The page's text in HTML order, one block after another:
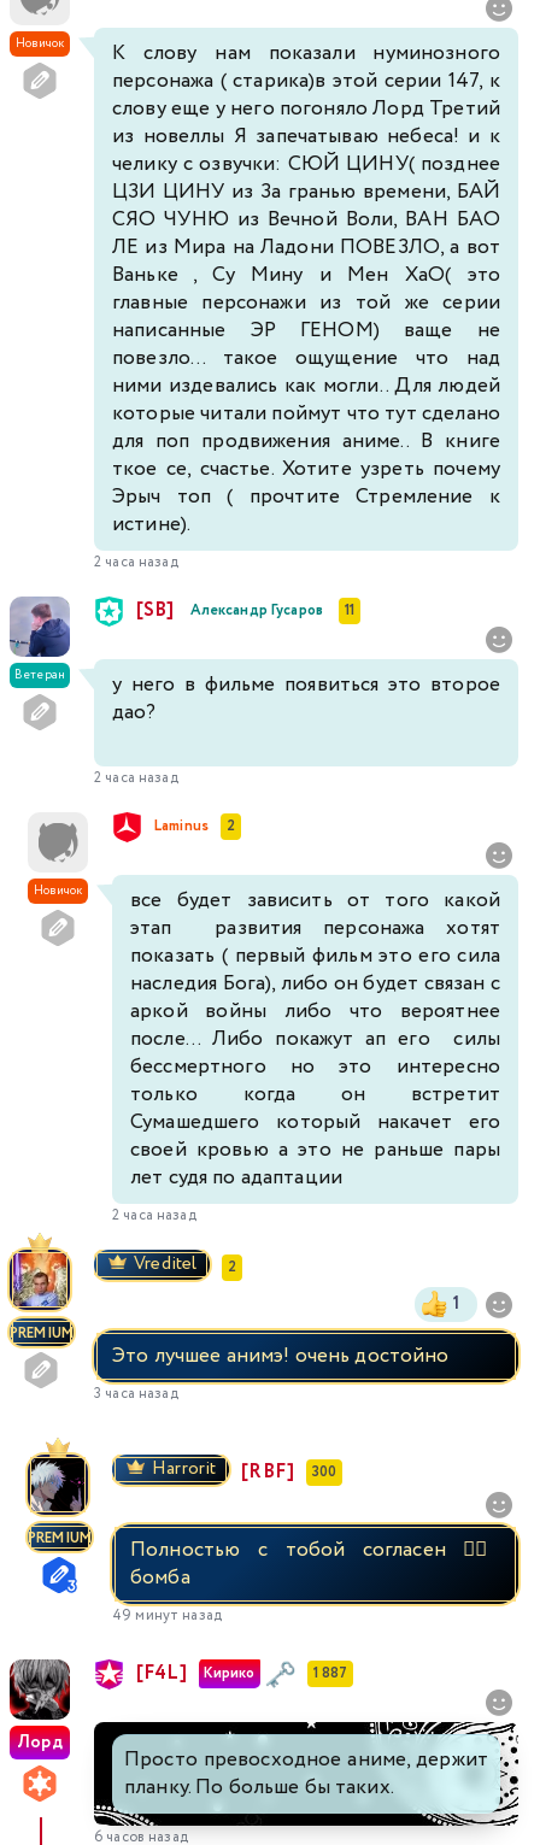
Новичок
К слову нам показали нуминозного
персонажа ( старика)в этой серии 147, к
слову еще у него погоняло Лорд Третий
из новеллы Я запечатываю небеса! и к
челику с озвучки: СЮЙ ЦИНУ( позднее
ЦЗИ ЦИНУ из За гранью времени, БАЙ
СЯО ЧУНЮ из Вечной Воли, ВАН БАО
ЛЕ из Мира на Ладони ПОВЕЗЛО, а вот
Ваньке , Су Мину и Мен ХаО( это
главные персонажи из той же серии
написанные ЭР ГЕНОМ) ваще не
повезло... такое ощущение что над
ними издевались как могли.. Для людей
которые читали поймут что тут сделано
для поп продвижения аниме.. В книге
ткое се, счастье. Хотите узреть почему
Эрыч топ ( прочтите Стремление к
истине).
2 часа назад
Ветеран
[SB] Александр Гусаров 11
у него в фильме появиться это второе
дао?
2 часа назад
Новичок
Laminus 2
все будет зависить от того какой
этап развития персонажа хотят
показать ( первый фильм это его сила
наследия Бога), либо он будет связан с
аркой войны либо что вероятнее
после... Либо покажут ап его силы
бессмертного но это интересно
только когда он встретит
Сумашедшего который накачет его
своей кровью а это не раньше пары
лет судя по адаптации
2 часа назад
PREMIUM
Vreditel 2
1
Это лучшее анимэ! очень достойно
3 часа назад
PREMIUM
Harrorit [RBF] 300
Полностью с тобой согласен 👍🏼
бомба
49 минут назад
Лорд
[F4L] Кирико 1 887
Просто превосходное аниме, держит
планку. По больше бы таких.
6 часов назад